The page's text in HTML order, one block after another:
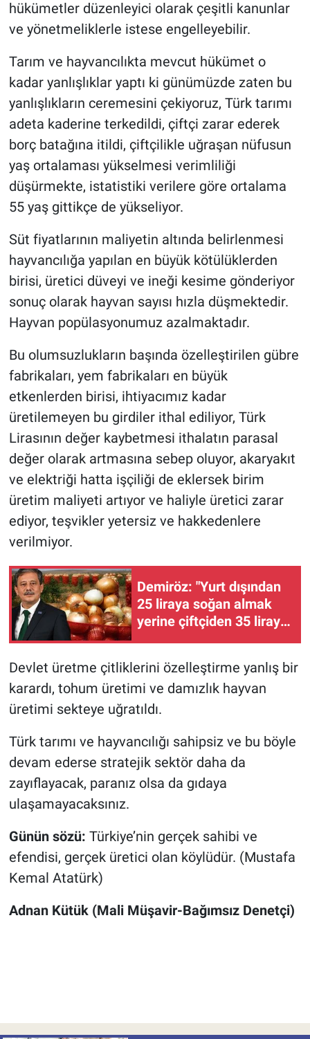
hükümetler düzenleyici olarak çeşitli kanunlar
ve yönetmeliklerle istese engelleyebilir.
Tarım ve hayvancılıkta mevcut hükümet o
kadar yanlışlıklar yaptı ki günümüzde zaten bu
yanlışlıkların ceremesini çekiyoruz, Türk tarımı
adeta kaderine terkedildi, çiftçi zarar ederek
borç batağına itildi, çiftçilikle uğraşan nüfusun
yaş ortalaması yükselmesi verimliliği
düşürmekte, istatistiki verilere göre ortalama
55 yaş gittikçe de yükseliyor.
Süt fiyatlarının maliyetin altında belirlenmesi
hayvancılığa yapılan en büyük kötülüklerden
birisi, üretici düveyi ve ineği kesime gönderiyor
sonuç olarak hayvan sayısı hızla düşmektedir.
Hayvan popülasyonumuz azalmaktadır.
Bu olumsuzlukların başında özelleştirilen gübre
fabrikaları, yem fabrikaları en büyük
etkenlerden birisi, ihtiyacımız kadar
üretilemeyen bu girdiler ithal ediliyor, Türk
Lirasının değer kaybetmesi ithalatın parasal
değer olarak artmasına sebep oluyor, akaryakıt
ve elektriği hatta işçiliği de eklersek birim
üretim maliyeti artıyor ve haliyle üretici zarar
ediyor, teşvikler yetersiz ve hakkedenlere
verilmiyor.
Demiröz: "Yurt dışından
25 liraya soğan almak
yerine çiftçiden 35 liraya
Devlet üretme çitliklerini özelleştirme yanlış bir
karardı, tohum üretimi ve damızlık hayvan
üretimi sekteye uğratıldı.
Türk tarımı ve hayvancılığı sahipsiz ve bu böyle
devam ederse stratejik sektör daha da
zayıflayacak, paranız olsa da gıdaya
ulaşamayacaksınız.
Günün sözü: Türkiye’nin gerçek sahibi ve
efendisi, gerçek üretici olan köylüdür. (Mustafa
Kemal Atatürk)
Adnan Kütük (Mali Müşavir-Bağımsız Denetçi)